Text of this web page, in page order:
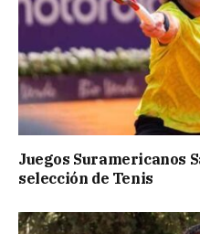
Juegos Suramericanos
selección de Tenis